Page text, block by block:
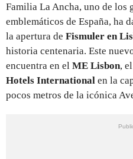
Familia La Ancha, uno de los
emblemáticos de España, ha
la apertura de Fismuler en
historia centenaria. Este
encuentra en el ME Lisbon,
Hotels International en la
pocos metros de la icónica